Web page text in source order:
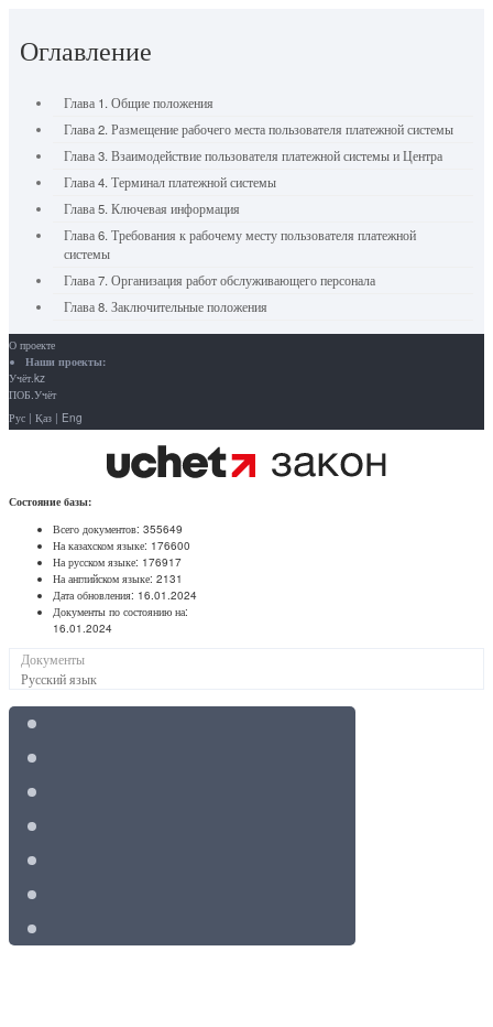
Оглавление
Глава 1. Общие положения
Глава 2. Размещение рабочего места пользователя платежной системы
Глава 3. Взаимодействие пользователя платежной системы и Центра
Глава 4. Терминал платежной системы
Глава 5. Ключевая информация
Глава 6. Требования к рабочему месту пользователя платежной
системы
Глава 7. Организация работ обслуживающего персонала
Глава 8. Заключительные положения
О проекте
Наши проекты:
Учёт.kz
ПОБ.Учёт
Рус | Қаз | Eng
Состояние базы:
Всего документов: 355649
На казахском языке: 176600
На русском языке: 176917
На английском языке: 2131
Дата обновления: 16.01.2024
Документы по состоянию на:
16.01.2024
Документы
Русский язык